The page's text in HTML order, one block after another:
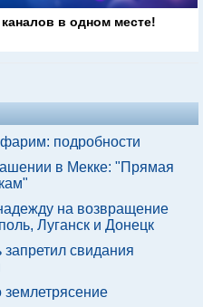
в одном месте!
подробности
в Мекке: "Прямая
на возвращение
Луганск и Донецк
свидания